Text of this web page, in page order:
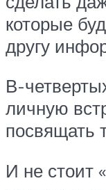
которые
другу
В-
личную
посвящать
И не стоит